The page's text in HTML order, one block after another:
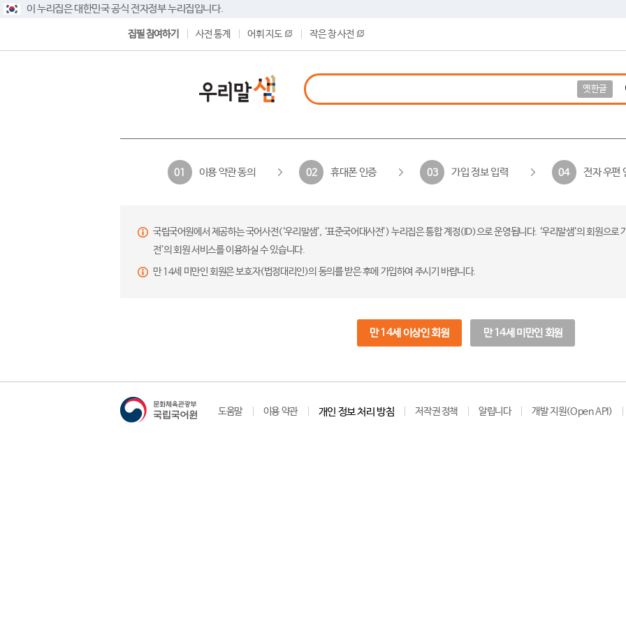
이 누리집은 대한민국 공식 전자정부 누리집입니다.
집필 참여하기 사전 통계 어휘 지도 작은 창 사전
옛한글
01 이용 약관 동의 02 휴대폰 인증 03 가입 정보 입력 04 전자 우편
국립국어원에서 제공하는 국어사전(‘우리말샘’, ‘표준국어대사전’) 누리집은 통합 계정(ID)으로 운영됩니다. ‘우리말샘’의 회원으
전’의 회원 서비스를 이용하실 수 있습니다.
만 14세 미만인 회원은 보호자(법정대리인)의 동의를 받은 후에 가입하여 주시기 바랍니다.
만 14세 이상인 회원 만 14세 미만인 회원
도움말 이용 약관 개인 정보 처리 방침 저작권 정책 알립니다 개발 지원(Open API)